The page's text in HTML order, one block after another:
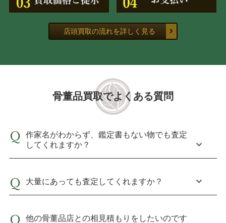
店頭買取の流れを詳しく見る
骨董品買取でよくある質問
作家名がわからず、鑑定書もない物でも査定
してくれますか？
大量にあっても査定してくれますか？
他の骨董品店との相見積もりをしたいのです